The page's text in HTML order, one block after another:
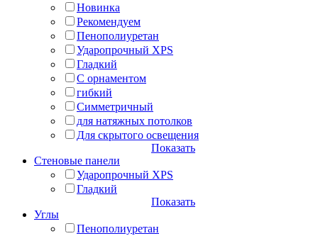
Новинка
Рекомендуем
Пенополиуретан
Ударопрочный XPS
Гладкий
С орнаментом
гибкий
Симметричный
для натяжных потолков
Для скрытого освещения
Показать
Стеновые панели
Ударопрочный XPS
Гладкий
Показать
Углы
Пенополиуретан